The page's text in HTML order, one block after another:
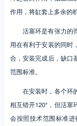
作用，将缸套上多余的
活塞环是有张力的
用在有利于安装的同时
合，安装完成后，缺口
范围标准。
在安装时，各个环
相互错开120°，但活
会按照技术范围标准